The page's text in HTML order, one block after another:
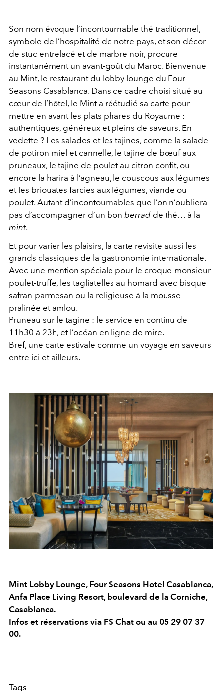
Son nom évoque l’incontournable thé traditionnel,
symbole de l’hospitalité de notre pays, et son décor
de stuc entrelacé et de marbre noir, procure
instantanément un avant-goût du Maroc. Bienvenue
au Mint, le restaurant du lobby lounge du Four
Seasons Casablanca. Dans ce cadre choisi situé au
cœur de l’hôtel, le Mint a réétudié sa carte pour
mettre en avant les plats phares du Royaume :
authentiques, généreux et pleins de saveurs. En
vedette ? Les salades et les tajines, comme la salade
de potiron miel et cannelle, le tajine de bœuf aux
pruneaux, le tajine de poulet au citron confit, ou
encore la harira à l’agneau, le couscous aux légumes
et les briouates farcies aux légumes, viande ou
poulet. Autant d’incontournables que l’on n’oubliera
pas d’accompagner d’un bon berrad de thé… à la
mint.
Et pour varier les plaisirs, la carte revisite aussi les
grands classiques de la gastronomie internationale.
Avec une mention spéciale pour le croque-monsieur
poulet-truffe, les tagliatelles au homard avec bisque
safran-parmesan ou la religieuse à la mousse
pralinée et amlou.
Pruneau sur le tagine : l e service en continu de
11h30 à 23h, et l’océan en ligne de mire.
Bref, une carte estivale comme un voyage en saveurs
entre ici et ailleurs.
Mint Lobby Lounge, Four Seasons Hotel Casablanca,
Anfa Place Living Resort, boulevard de la Corniche,
Casablanca.
Infos et réservations via FS Chat ou au 05 29 07 37
00.
Tags